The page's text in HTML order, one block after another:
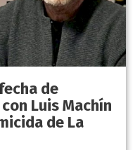
de
Luis Machín
de La